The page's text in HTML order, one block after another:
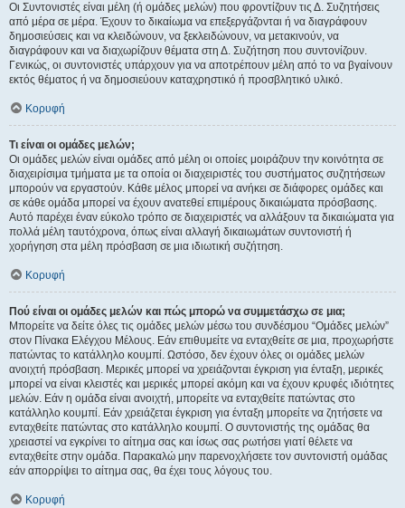
Οι Συντονιστές είναι μέλη (ή ομάδες μελών) που φροντίζουν τις Δ. Συζητήσεις
από μέρα σε μέρα. Έχουν το δικαίωμα να επεξεργάζονται ή να διαγράφουν
δημοσιεύσεις και να κλειδώνουν, να ξεκλειδώνουν, να μετακινούν, να
διαγράφουν και να διαχωρίζουν θέματα στη Δ. Συζήτηση που συντονίζουν.
Γενικώς, οι συντονιστές υπάρχουν για να αποτρέπουν μέλη από το να βγαίνουν
εκτός θέματος ή να δημοσιεύουν καταχρηστικό ή προσβλητικό υλικό.
Κορυφή
Τι είναι οι ομάδες μελών;
Οι ομάδες μελών είναι ομάδες από μέλη οι οποίες μοιράζουν την κοινότητα σε
διαχειρίσιμα τμήματα με τα οποία οι διαχειριστές του συστήματος συζητήσεων
μπορούν να εργαστούν. Κάθε μέλος μπορεί να ανήκει σε διάφορες ομάδες και
σε κάθε ομάδα μπορεί να έχουν ανατεθεί επιμέρους δικαιώματα πρόσβασης.
Αυτό παρέχει έναν εύκολο τρόπο σε διαχειριστές να αλλάξουν τα δικαιώματα για
πολλά μέλη ταυτόχρονα, όπως είναι αλλαγή δικαιωμάτων συντονιστή ή
χορήγηση στα μέλη πρόσβαση σε μια ιδιωτική συζήτηση.
Κορυφή
Πού είναι οι ομάδες μελών και πώς μπορώ να συμμετάσχω σε μια;
Μπορείτε να δείτε όλες τις ομάδες μελών μέσω του συνδέσμου “Ομάδες μελών”
στον Πίνακα Ελέγχου Μέλους. Εάν επιθυμείτε να ενταχθείτε σε μια, προχωρήστε
πατώντας το κατάλληλο κουμπί. Ωστόσο, δεν έχουν όλες οι ομάδες μελών
ανοιχτή πρόσβαση. Μερικές μπορεί να χρειάζονται έγκριση για ένταξη, μερικές
μπορεί να είναι κλειστές και μερικές μπορεί ακόμη και να έχουν κρυφές ιδιότητες
μελών. Εάν η ομάδα είναι ανοιχτή, μπορείτε να ενταχθείτε πατώντας στο
κατάλληλο κουμπί. Εάν χρειάζεται έγκριση για ένταξη μπορείτε να ζητήσετε να
ενταχθείτε πατώντας στο κατάλληλο κουμπί. Ο συντονιστής της ομάδας θα
χρειαστεί να εγκρίνει το αίτημα σας και ίσως σας ρωτήσει γιατί θέλετε να
ενταχθείτε στην ομάδα. Παρακαλώ μην παρενοχλήσετε τον συντονιστή ομάδας
εάν απορρίψει το αίτημα σας, θα έχει τους λόγους του.
Κορυφή